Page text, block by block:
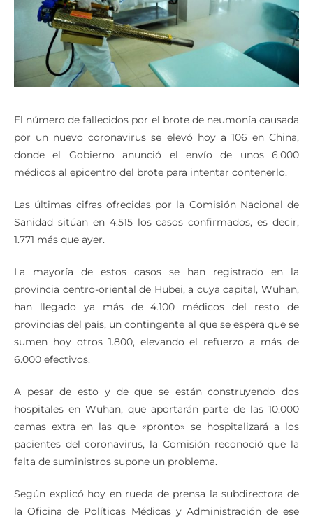
El número de fallecidos por el brote de neumonía causada
por un nuevo coronavirus se elevó hoy a 106 en China,
donde el Gobierno anunció el envío de unos 6.000
médicos al epicentro del brote para intentar contenerlo.
Las últimas cifras ofrecidas por la Comisión Nacional de
Sanidad sitúan en 4.515 los casos confirmados, es decir,
1.771 más que ayer.
La mayoría de estos casos se han registrado en la
provincia centro-oriental de Hubei, a cuya capital, Wuhan,
han llegado ya más de 4.100 médicos del resto de
provincias del país, un contingente al que se espera que se
sumen hoy otros 1.800, elevando el refuerzo a más de
6.000 efectivos.
A pesar de esto y de que se están construyendo dos
hospitales en Wuhan, que aportarán parte de las 10.000
camas extra en las que «pronto» se hospitalizará a los
pacientes del coronavirus, la Comisión reconoció que la
falta de suministros supone un problema.
Según explicó hoy en rueda de prensa la subdirectora de
la Oficina de Políticas Médicas y Administración de ese